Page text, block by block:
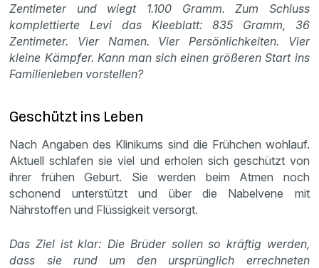
Zentimeter und wiegt 1.100 Gramm. Zum Schluss
komplettierte Levi das Kleeblatt: 835 Gramm, 36
Zentimeter. Vier Namen. Vier Persönlichkeiten. Vier
kleine Kämpfer. Kann man sich einen größeren Start ins
Familienleben vorstellen?
Geschützt ins Leben
Nach Angaben des Klinikums sind die Frühchen wohlauf.
Aktuell schlafen sie viel und erholen sich geschützt von
ihrer frühen Geburt. Sie werden beim Atmen noch
schonend unterstützt und über die Nabelvene mit
Nährstoffen und Flüssigkeit versorgt.
Das Ziel ist klar: Die Brüder sollen so kräftig werden,
dass sie rund um den ursprünglich errechneten